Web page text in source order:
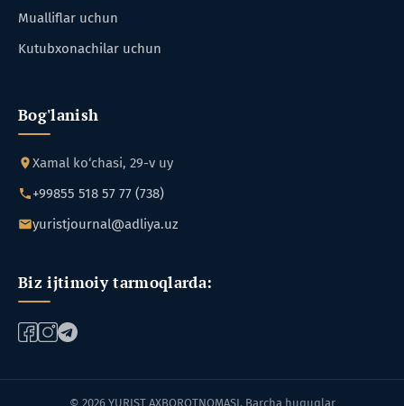
Mualliflar uchun
Kutubxonachilar uchun
Bog'lanish
Xamal ko‘chasi, 29-v uy
+99855 518 57 77 (738)
yuristjournal@adliya.uz
Biz ijtimoiy tarmoqlarda:
© 2026 YURIST AXBOROTNOMASI. Barcha huquqlar